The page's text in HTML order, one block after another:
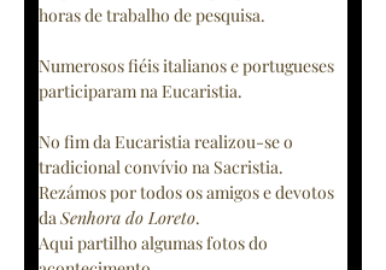
horas de trabalho de pesquisa.
Numerosos fiéis italianos e portugueses
participaram na Eucaristia.
No fim da Eucaristia realizou-se o
tradicional convívio na Sacristia.
Rezámos por todos os amigos e devotos
da Senhora do Loreto.
Aqui partilho algumas fotos do